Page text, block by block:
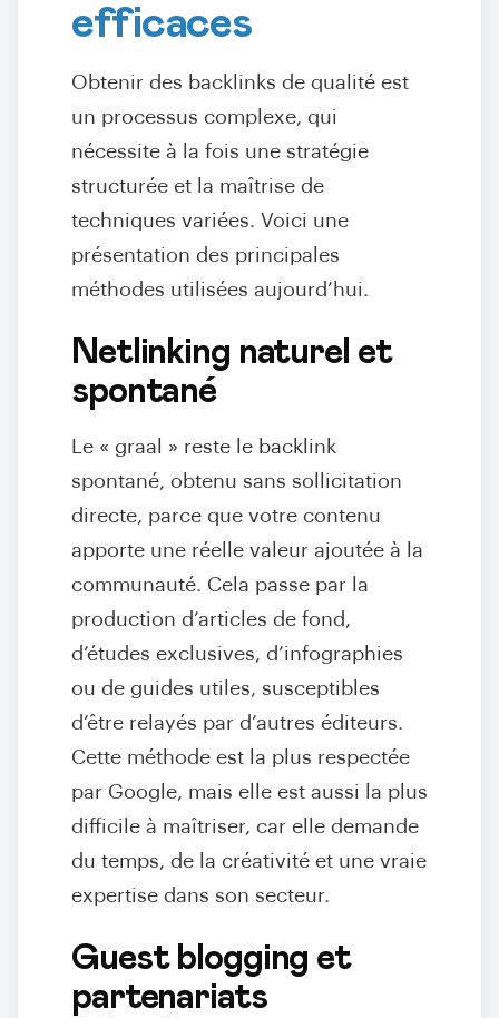
efficaces
Obtenir des backlinks de qualité est
un processus complexe, qui
nécessite à la fois une stratégie
structurée et la maîtrise de
techniques variées. Voici une
présentation des principales
méthodes utilisées aujourd’hui.
Netlinking naturel et
spontané
Le « graal » reste le backlink
spontané, obtenu sans sollicitation
directe, parce que votre contenu
apporte une réelle valeur ajoutée à la
communauté. Cela passe par la
production d’articles de fond,
d’études exclusives, d’infographies
ou de guides utiles, susceptibles
d’être relayés par d’autres éditeurs.
Cette méthode est la plus respectée
par Google, mais elle est aussi la plus
difficile à maîtriser, car elle demande
du temps, de la créativité et une vraie
expertise dans son secteur.
Guest blogging et
partenariats